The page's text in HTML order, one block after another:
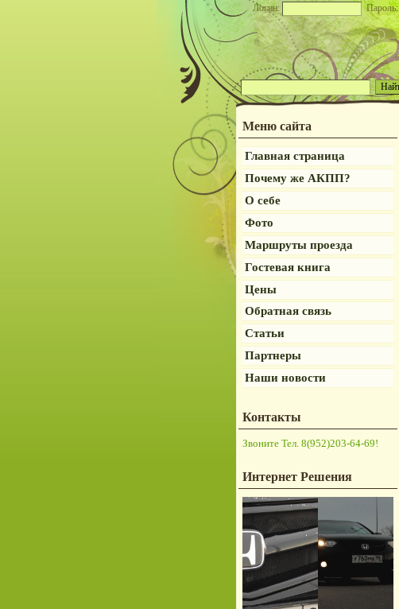
Логин: Пароль:
Меню сайта
Главная страница
Почему же АКПП?
О себе
Фото
Маршруты проезда
Гостевая книга
Цены
Обратная связь
Статьи
Партнеры
Наши новости
Контакты
Звоните Тел. 8(952)203-64-69!
Интернет Решения